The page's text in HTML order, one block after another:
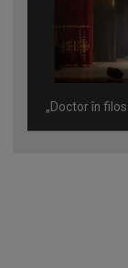
„Doctor în